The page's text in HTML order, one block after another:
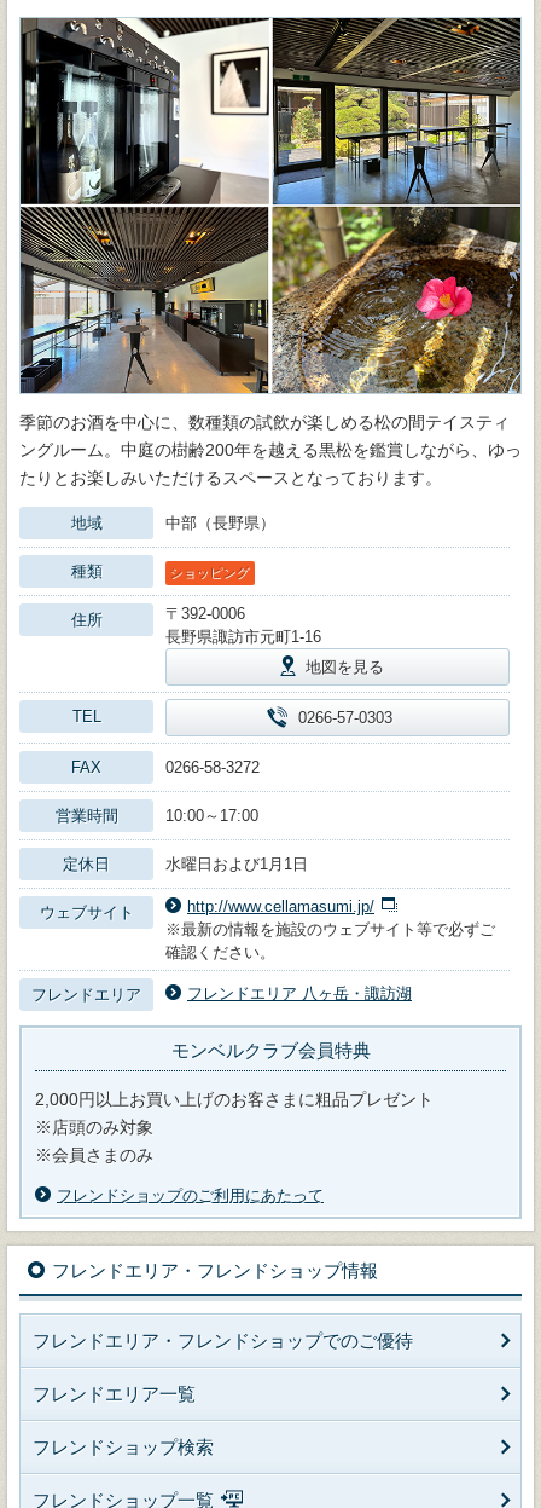
季節のお酒を中心に、数種類の試飲が楽しめる松の間テイスティ
ングルーム。中庭の樹齢200年を越える黒松を鑑賞しながら、ゆっ
たりとお楽しみいただけるスペースとなっております。
地域 中部（長野県）
種類 ショッピング
住所
〒392-0006
長野県諏訪市元町1-16
地図を見る
TEL 0266-57-0303
FAX 0266-58-3272
営業時間 10:00～17:00
定休日 水曜日および1月1日
ウェブサイト
http://www.cellamasumi.jp/
※最新の情報を施設のウェブサイト等で必ずご
確認ください。
フレンドエリア フレンドエリア 八ヶ岳・諏訪湖
モンベルクラブ会員特典
2,000円以上お買い上げのお客さまに粗品プレゼント
※店頭のみ対象
※会員さまのみ
フレンドショップのご利用にあたって
フレンドエリア・フレンドショップ情報
フレンドエリア・フレンドショップでのご優待
フレンドエリア一覧
フレンドショップ検索
フレンドショップ一覧